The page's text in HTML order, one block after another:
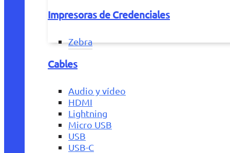
Impresoras de Credenciales
Zebra
Cables
Audio y vídeo
HDMI
Lightning
Micro USB
USB
USB-C